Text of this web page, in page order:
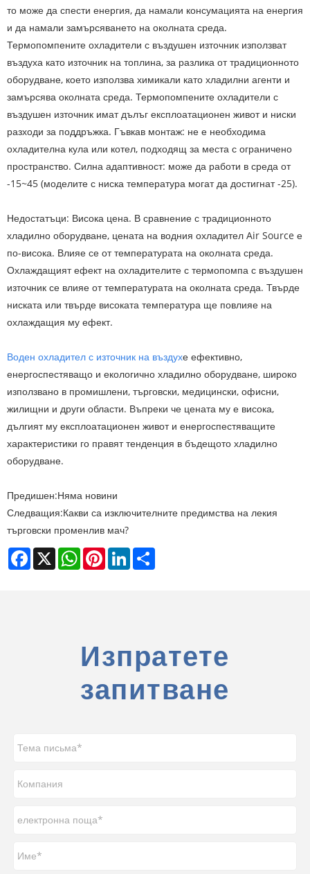
то може да спести енергия, да намали консумацията на енергия
и да намали замърсяването на околната среда.
Термопомпените охладители с въздушен източник използват
въздуха като източник на топлина, за разлика от традиционното
оборудване, което използва химикали като хладилни агенти и
замърсява околната среда. Термопомпените охладители с
въздушен източник имат дълъг експлоатационен живот и ниски
разходи за поддръжка. Гъвкав монтаж: не е необходима
охладителна кула или котел, подходящ за места с ограничено
пространство. Силна адаптивност: може да работи в среда от
-15~45 (моделите с ниска температура могат да достигнат -25).
Недостатъци: Висока цена. В сравнение с традиционното
хладилно оборудване, цената на водния охладител Air Source е
по-висока. Влияе се от температурата на околната среда.
Охлаждащият ефект на охладителите с термопомпа с въздушен
източник се влияе от температурата на околната среда. Твърде
ниската или твърде високата температура ще повлияе на
охлаждащия му ефект.
Воден охладител с източник на въздухе ефективно,
енергоспестяващо и екологично хладилно оборудване, широко
използвано в промишлени, търговски, медицински, офисни,
жилищни и други области. Въпреки че цената му е висока,
дългият му експлоатационен живот и енергоспестяващите
характеристики го правят тенденция в бъдещото хладилно
оборудване.
Предишен:Няма новини
Следващия:Какви са изключителните предимства на лекия
търговски променлив мач?
Facebook
X WhatsAppPinterestLinkedIn
Изпратете
запитване